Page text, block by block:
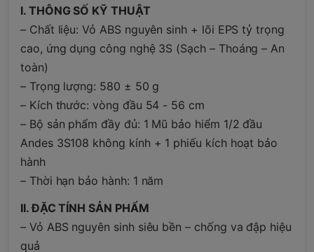
I. THÔNG SỐ KỸ THUẬT
– Chất liệu: Vỏ ABS nguyên sinh + lõi EPS tỷ trọng
cao, ứng dụng công nghệ 3S (Sạch – Thoáng – An
toàn)
– Trọng lượng: 580 ± 50 g
– Kích thước: vòng đầu 54 - 56 cm
– Bộ sản phẩm đầy đủ: 1 Mũ bảo hiểm 1/2 đầu
Andes 3S108 không kính + 1 phiếu kích hoạt bảo
hành
– Thời hạn bảo hành: 1 năm
II. ĐẶC TÍNH SẢN PHẨM
– Vỏ ABS nguyên sinh siêu bền – chống va đập hiệu
quả